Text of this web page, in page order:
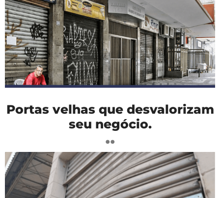
Portas velhas que desvalorizam
seu negócio.
..